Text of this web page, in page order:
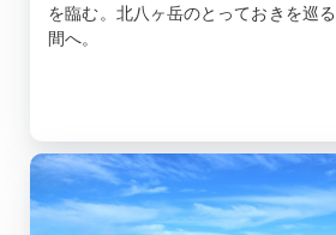
を臨む。北八ヶ岳のとっておきを巡
間へ。